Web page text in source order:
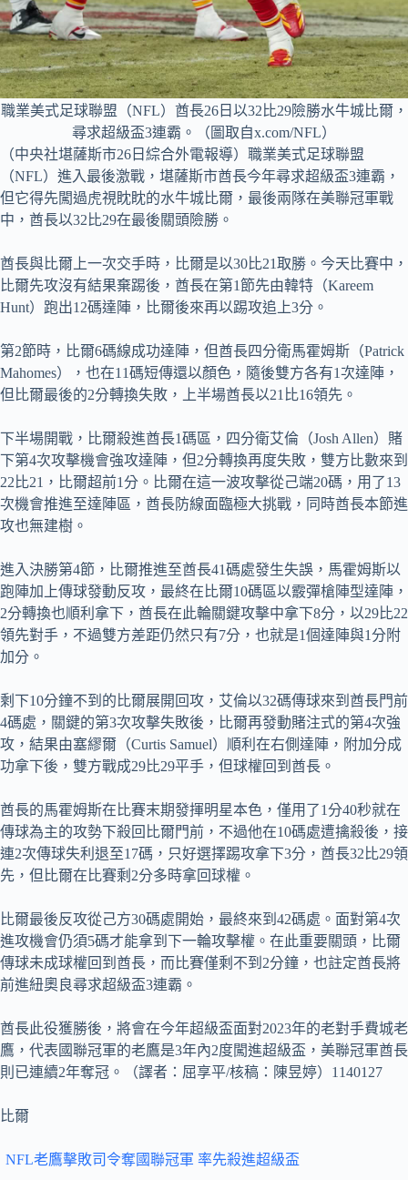
職業美式足球聯盟（NFL）酋長26日以32比29險勝水牛城比爾，
尋求超級盃3連霸。（圖取自x.com/NFL）
（中央社堪薩斯市26日綜合外電報導）職業美式足球聯盟
（NFL）進入最後激戰，堪薩斯市酋長今年尋求超級盃3連霸，
但它得先闖過虎視眈眈的水牛城比爾，最後兩隊在美聯冠軍戰
中，酋長以32比29在最後關頭險勝。
酋長與比爾上一次交手時，比爾是以30比21取勝。今天比賽中，
比爾先攻沒有結果棄踢後，酋長在第1節先由韓特（Kareem
Hunt）跑出12碼達陣，比爾後來再以踢攻追上3分。
第2節時，比爾6碼線成功達陣，但酋長四分衛馬霍姆斯（Patrick
Mahomes），也在11碼短傳還以顏色，隨後雙方各有1次達陣，
但比爾最後的2分轉換失敗，上半場酋長以21比16領先。
下半場開戰，比爾殺進酋長1碼區，四分衛艾倫（Josh Allen）賭
下第4次攻擊機會強攻達陣，但2分轉換再度失敗，雙方比數來到
22比21，比爾超前1分。比爾在這一波攻擊從己端20碼，用了13
次機會推進至達陣區，酋長防線面臨極大挑戰，同時酋長本節進
攻也無建樹。
進入決勝第4節，比爾推進至酋長41碼處發生失誤，馬霍姆斯以
跑陣加上傳球發動反攻，最終在比爾10碼區以霰彈槍陣型達陣，
2分轉換也順利拿下，酋長在此輪關鍵攻擊中拿下8分，以29比22
領先對手，不過雙方差距仍然只有7分，也就是1個達陣與1分附
加分。
剩下10分鐘不到的比爾展開回攻，艾倫以32碼傳球來到酋長門前
4碼處，關鍵的第3次攻擊失敗後，比爾再發動賭注式的第4次強
攻，結果由塞繆爾（Curtis Samuel）順利在右側達陣，附加分成
功拿下後，雙方戰成29比29平手，但球權回到酋長。
酋長的馬霍姆斯在比賽末期發揮明星本色，僅用了1分40秒就在
傳球為主的攻勢下殺回比爾門前，不過他在10碼處遭擒殺後，接
連2次傳球失利退至17碼，只好選擇踢攻拿下3分，酋長32比29領
先，但比爾在比賽剩2分多時拿回球權。
比爾最後反攻從己方30碼處開始，最終來到42碼處。面對第4次
進攻機會仍須5碼才能拿到下一輪攻擊權。在此重要關頭，比爾
傳球未成球權回到酋長，而比賽僅剩不到2分鐘，也註定酋長將
前進紐奧良尋求超級盃3連霸。
酋長此役獲勝後，將會在今年超級盃面對2023年的老對手費城老
鷹，代表國聯冠軍的老鷹是3年內2度闖進超級盃，美聯冠軍酋長
則已連續2年奪冠。（譯者：屈享平/核稿：陳昱婷）1140127
比爾
NFL老鷹擊敗司令奪國聯冠軍 率先殺進超級盃